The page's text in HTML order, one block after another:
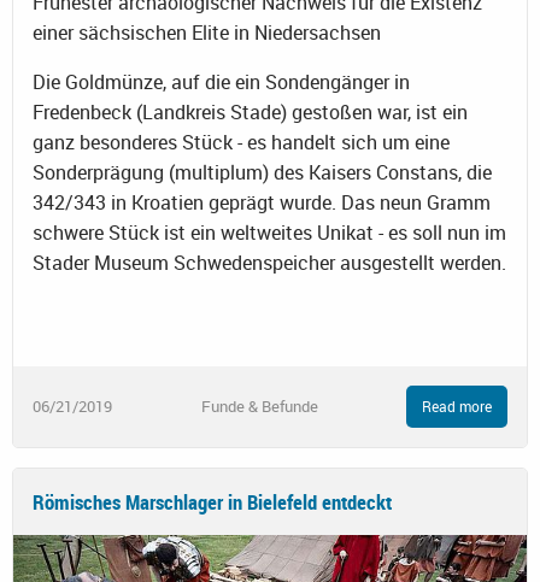
einer sächsischen Elite in Niedersachsen
Die Goldmünze, auf die ein Sondengänger in
Fredenbeck (Landkreis Stade) gestoßen war, ist ein
ganz besonderes Stück - es handelt sich um eine
Sonderprägung (multiplum) des Kaisers Constans, die
342/343 in Kroatien geprägt wurde. Das neun Gramm
schwere Stück ist ein weltweites Unikat - es soll nun im
Stader Museum Schwedenspeicher ausgestellt werden.
06/21/2019 Funde & Befunde Read more
Römisches Marschlager in Bielefeld entdeckt